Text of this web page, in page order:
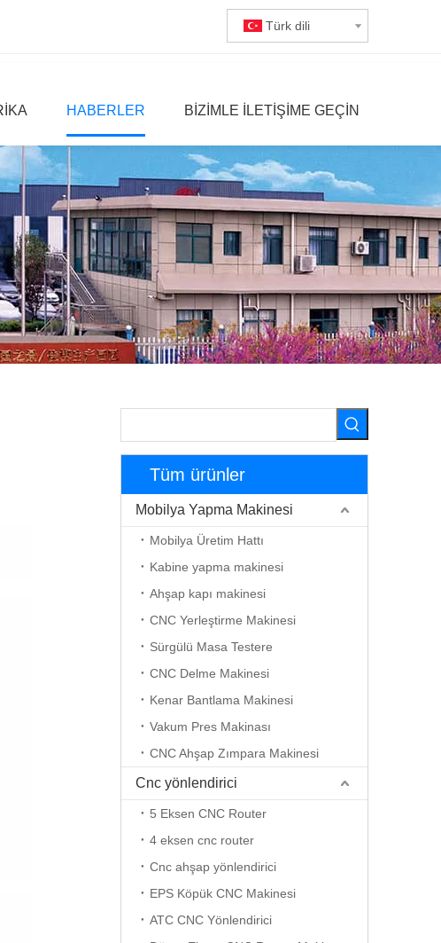
Türk dili
HABERLER BIZIMLE ILETIŞIME GEÇIN
Tüm ürünler
Mobilya Yapma Makinesi
Mobilya Üretim Hattı
Kabine yapma makinesi
Ahşap kapı makinesi
CNC Yerleştirme Makinesi
Sürgülü Masa Testere
CNC Delme Makinesi
Kenar Bantlama Makinesi
Vakum Pres Makinası
CNC Ahşap Zımpara Makinesi
Cnc yönlendirici
5 Eksen CNC Router
4 eksen cnc router
Cnc ahşap yönlendirici
EPS Köpük CNC Makinesi
ATC CNC Yönlendirici